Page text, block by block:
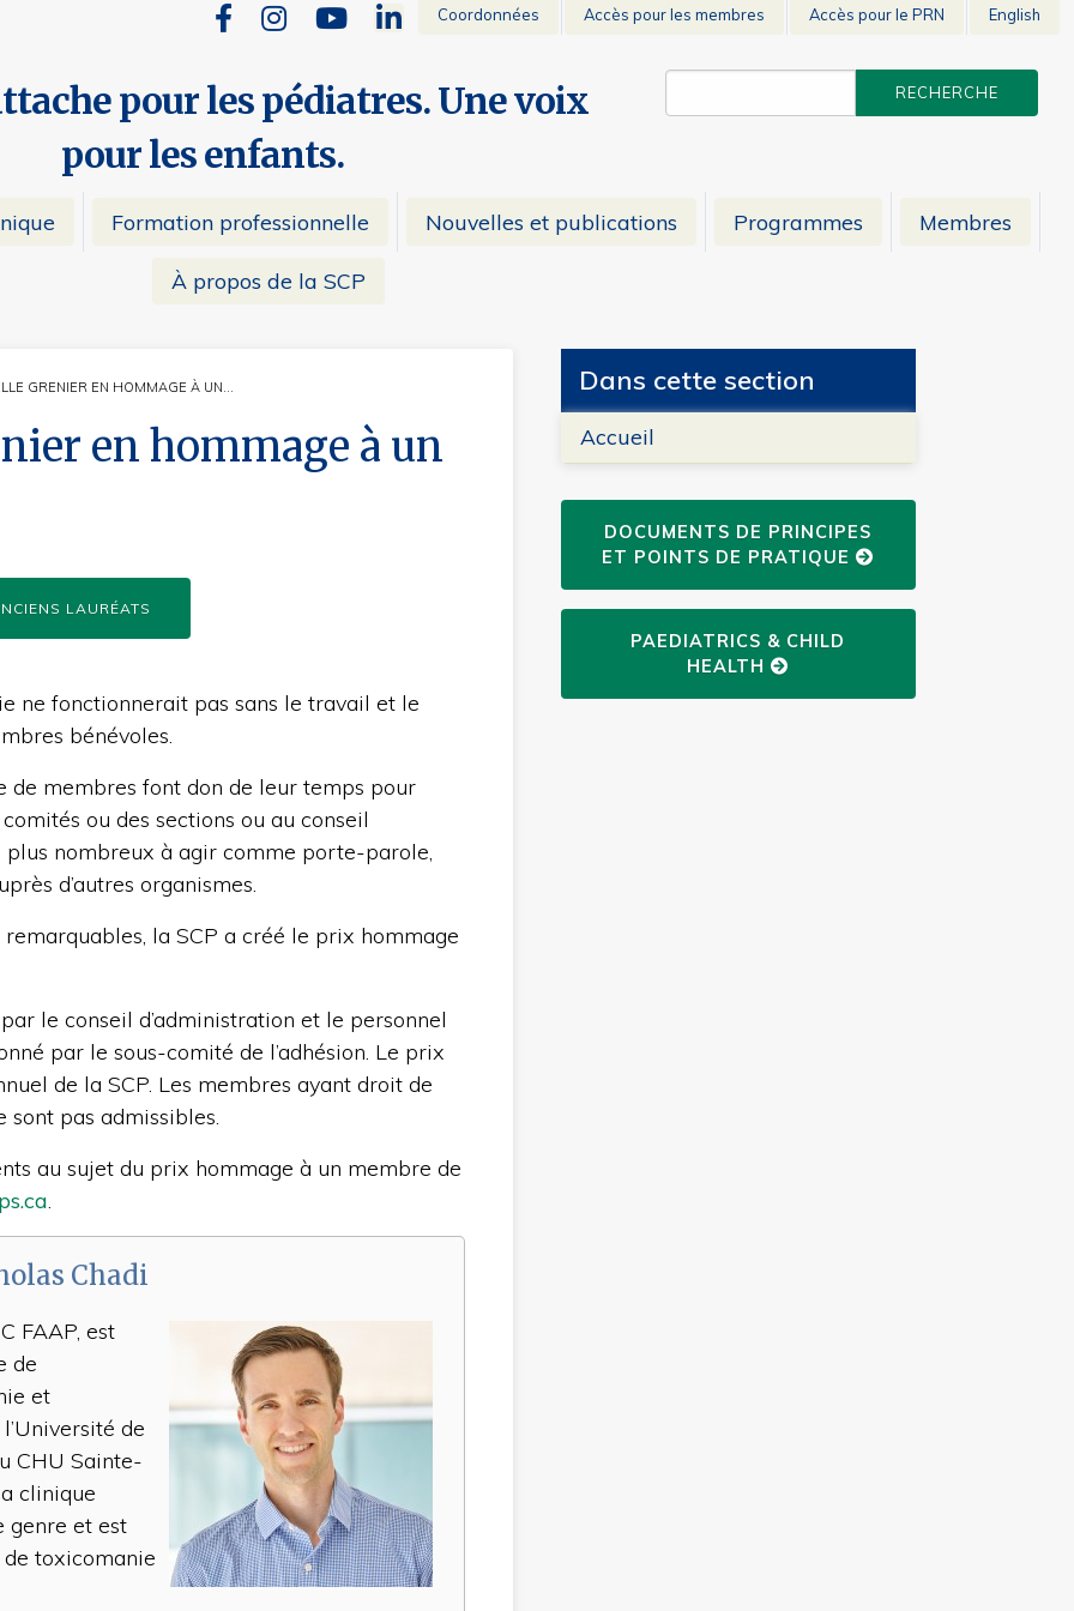
Coordonnées Accès pour les membres Accès pour le PRN English
pour les pédiatres. Une voix
pour les enfants.
Formation professionnelle Nouvelles et publications Programmes Membres
À propos de la SCP
GRENIER EN HOMMAGE À UN…
en hommage à un
LAURÉATS
ne fonctionnerait pas sans le travail et le
bénévoles.
de membres font don de leur temps pour
ou des sections ou au conseil
plus nombreux à agir comme porte-parole,
d’autres organismes.
la SCP a créé le prix hommage
le conseil d’administration et le personnel
par le sous-comité de l’adhésion. Le prix
de la SCP. Les membres ayant droit de
sont pas admissibles.
au sujet du prix hommage à un membre de
.
Chadi
FAAP, est
de
et
de
CHU Sainte-
clinique
genre et est
toxicomanie
Dans cette section
Accueil
DOCUMENTS DE PRINCIPES
ET POINTS DE PRATIQUE
PAEDIATRICS & CHILD
HEALTH